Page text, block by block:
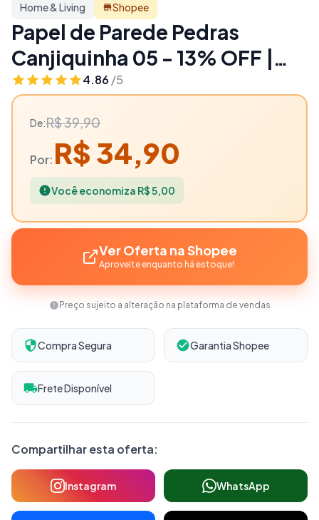
Home & Living Shopee
Papel de Parede Pedras
Canjiquinha 05 - 13% OFF |
Home & Living
4.86 /5
De:R$ 39,90
Por: R$ 34,90
Você economiza R$ 5,00
Ver Oferta na Shopee
Aproveite enquanto há estoque!
Preço sujeito a alteração na plataforma de vendas
Compra Segura Garantia Shopee
Frete Disponível
Compartilhar esta oferta:
Instagram WhatsApp